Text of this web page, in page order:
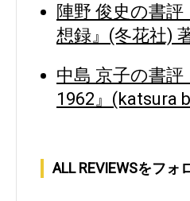
陣野 俊史の書
想録』(冬花社)
中島 京子の書
1962』(katsura
ALL REVIEWSをフォ